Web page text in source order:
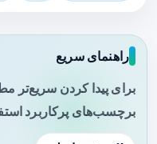
راهنمای سریع
برای پیدا کردن سریع‌تر
برچسب‌های پرکاربرد